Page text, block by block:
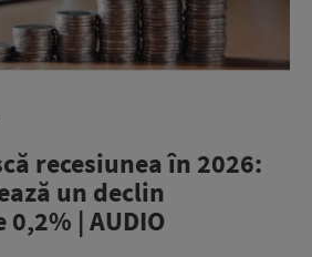
recesiunea în 2026:
un declin
| AUDIO